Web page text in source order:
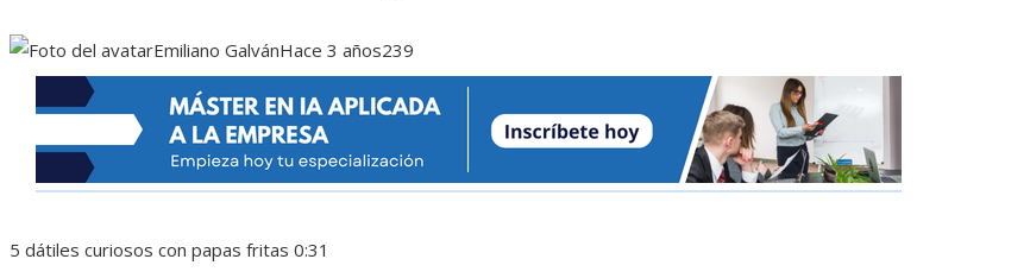
Emiliano GalvánHace 3 años239
5 dátiles curiosos con papas fritas 0:31